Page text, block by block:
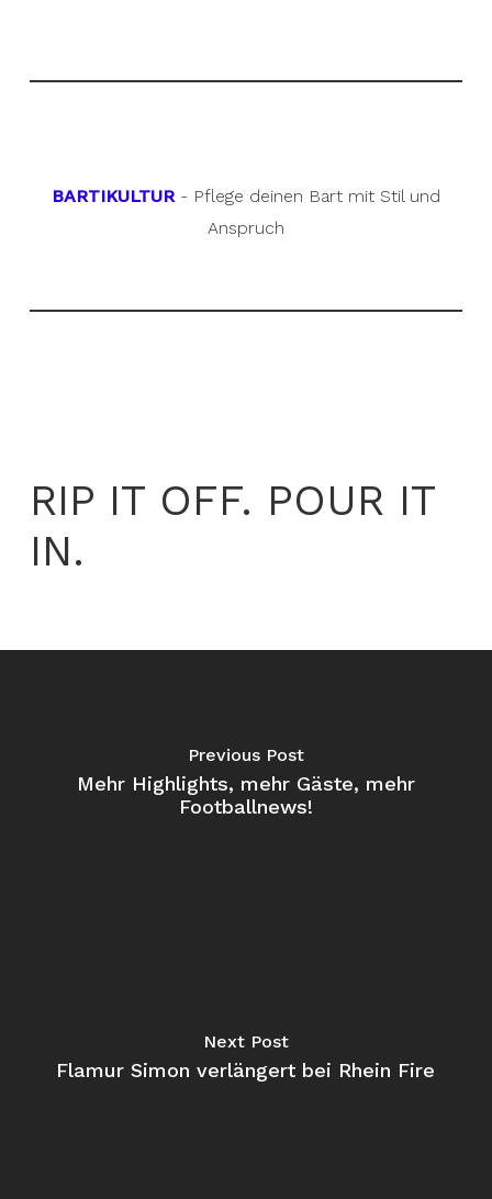
BARTIKULTUR- Pflege deinen Bart mit Stil und
Anspruch
RIP IT OFF. POUR IT
IN.
Previous Post
Mehr Highlights, mehr Gäste, mehr
Footballnews!
Next Post
Flamur Simon verlängert bei Rhein Fire